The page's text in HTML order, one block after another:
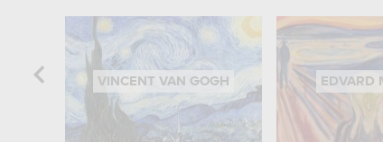
VINCENT VAN GOGH EDVARD